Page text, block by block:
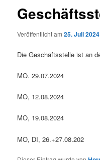
Veröffentlicht am25. Juli 2024
Die Geschäftsstelle ist an
MO. 29.07.2024
MO, 12.08.2024
MO, 19.08.2024
MO, DI, 26.+27.08.202